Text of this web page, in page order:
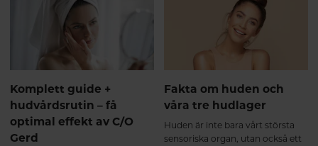
skönhetsprodukter är det
framför allt sötmandelolja som
Komplett guide +
hudvårdsrutin – få
optimal effekt av C/O
Gerd
Fakta om huden och
våra tre hudlager
Huden är inte bara vårt största
sensoriska organ, utan också ett